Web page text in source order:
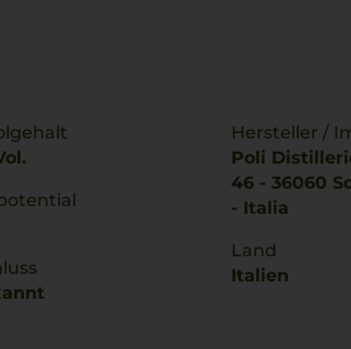
Hersteller /
Poli
46 - 36060
- Italia
Land
Italien